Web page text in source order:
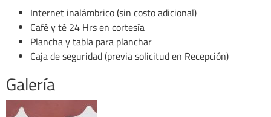
Internet inalámbrico (sin costo adicional)
Café y té 24 Hrs en cortesía
Plancha y tabla para planchar
Caja de seguridad (previa solicitud en Recepción)
Galería